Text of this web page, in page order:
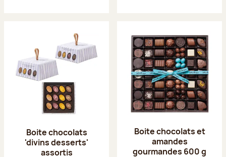
Boite chocolats
'divins desserts'
assortis
Boite chocolats et
amandes
gourmandes 600 g